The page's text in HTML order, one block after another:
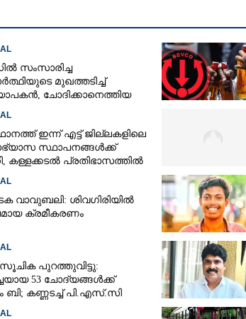
സംസാരിച്ച
മുഖത്തടിച്ച്
ചോദിക്കാനെത്തിയ
ഇന്ന് എട്ട് ജില്ലകളിലെ
സ്ഥാപനങ്ങൾക്ക്
കള്ളക്കടൽ പ്രതിഭാസത്തിൽ
വാവുബലി: ശിവഗിരിയിൽ
ക്രമീകരണം
പുറത്തുവിട്ടു:
53 ചോദ്യങ്ങൾക്ക്
ബി; കണ്ണടച്ച് പി.എസ്.സി